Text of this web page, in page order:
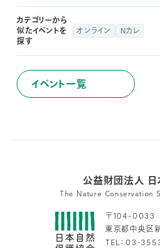
カテゴリーから
似たイベントを
探す
オンライン Nカレ
イベント一覧
公益財団法人
The Nature Conservation
〒104-0033
東京都中央区
TEL：03-